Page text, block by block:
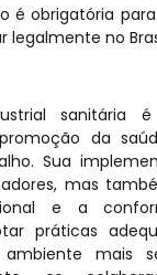
é obrigatória
legalmente no
sanitária
da
Sua
mas
e a
práticas
mais